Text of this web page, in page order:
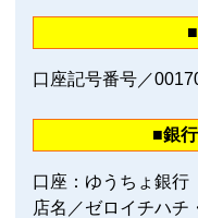
口座記号番号／
■銀
口座：ゆうちょ銀行
店名／ゼロイチハチ